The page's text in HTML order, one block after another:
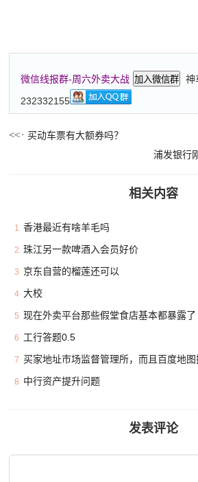
微信线报群-周六外卖大战 加入微信群
神
232332155
买动车票有大额券吗？
浦发银行
相关内容
1 香港最近有啥羊毛吗
2 珠江另一款啤酒入会员好价
3 京东自营的榴莲还可以
4 大校
5 现在外卖平台那些假堂食店基本都暴露了
6 工行答题0.5
7 买家地址市场监督管理所，而且百度地
8 中行资产提升问题
发表评论